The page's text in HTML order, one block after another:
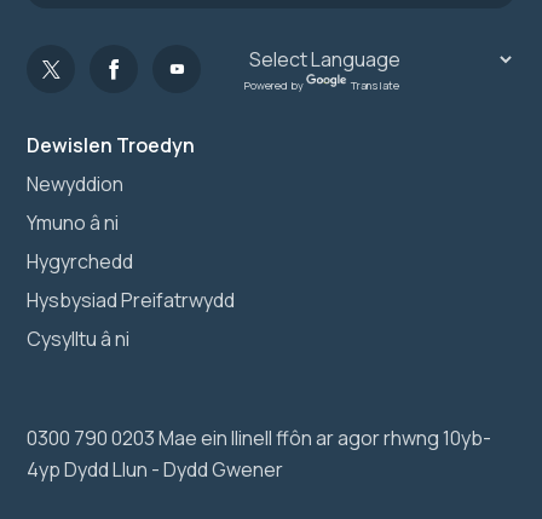
Dewislen Troedyn
Newyddion
Ymuno â ni
Hygyrchedd
Hysbysiad Preifatrwydd
Cysylltu â ni
0300 790 0203 Mae ein llinell ffôn ar agor rhwng 10yb-
4yp Dydd Llun - Dydd Gwener
Powered by Translate